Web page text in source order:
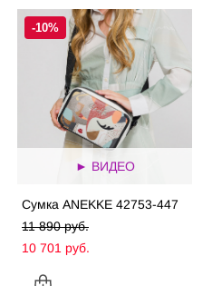
-10%
► ВИДЕО
Сумка ANEKKE 42753-447
11 890 pуб.
10 701 pуб.